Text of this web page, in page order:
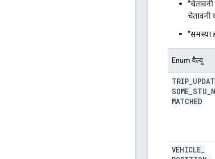
चेतावनी
"समस्या
Enum वैल्यू
TRIP
SOME STU
MATCHED
VEHICLE